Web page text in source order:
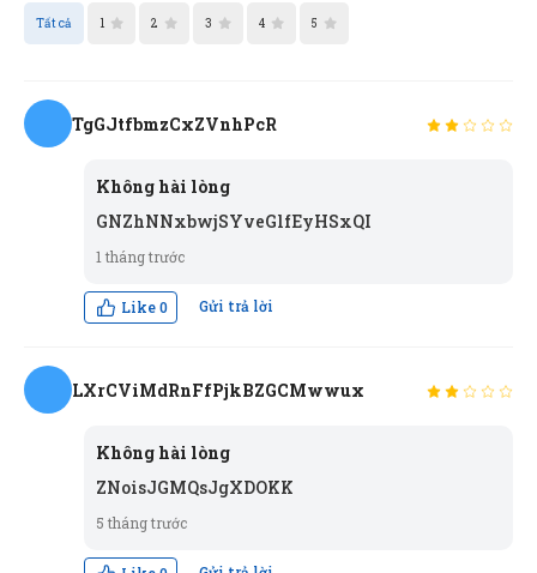
Tất cả 1 2 3 4 5
TgGJtfbmzCxZVnhPcR
Không hài lòng
GNZhNNxbwjSYveGlfEyHSxQI
1 tháng trước
Like0 Gửi trả lời
LXrCViMdRnFfPjkBZGCMwwux
Không hài lòng
ZNoisJGMQsJgXDOKK
5 tháng trước